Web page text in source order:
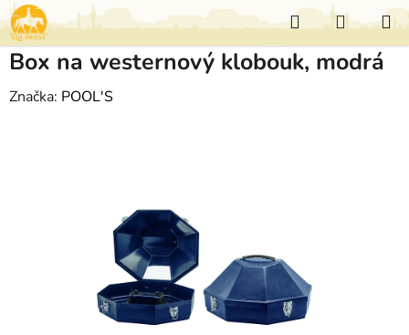
Přejít
na
obsah
Hledat
KOŠÍK
Box na westernový klobouk, modrá
Značka: POOL'S